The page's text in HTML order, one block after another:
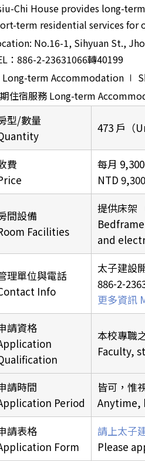
Chi House provides long-
term residential services for
No.16-1, Sihyuan St.,
：886-2-23631066轉40199
term Accommodation ∣
住宿服務 Long-term
型/數量
473 戶（
費
每月
NTD
間設備
Facilities
提供床架
and
理單位與電話
Info
太子建設
886-2-
更多資訊
請資格
本校專職
Faculty,
請時間
Period
皆可，惟
Anytime,
請表格
Form
請上太子
Please